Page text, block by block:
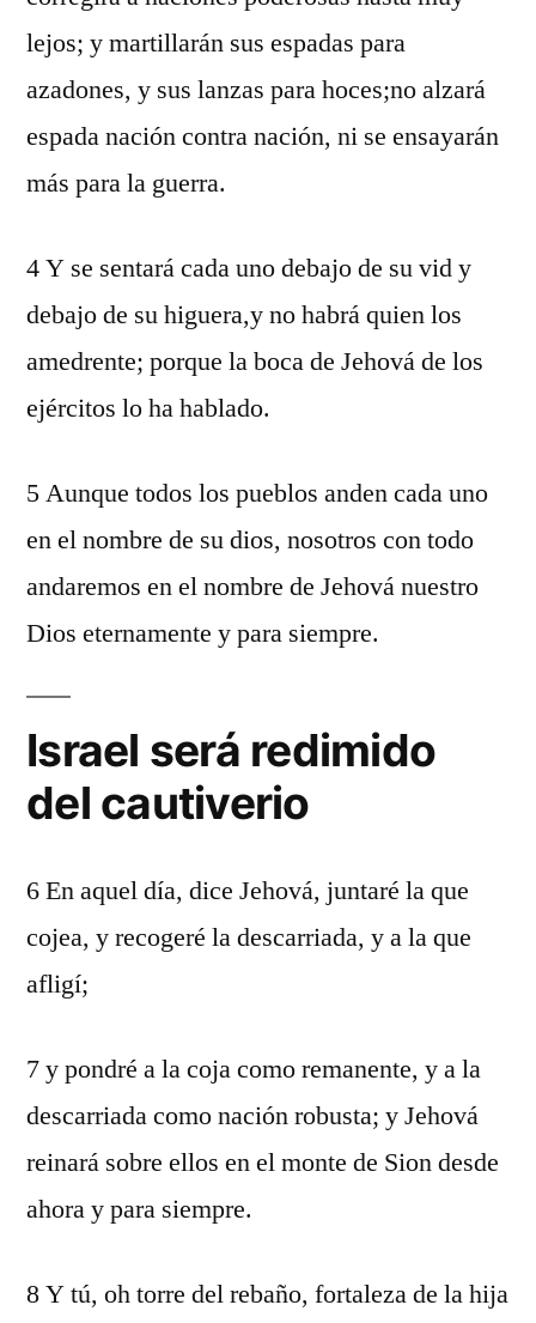
lejos; y martillarán sus espadas para
azadones, y sus lanzas para hoces;no alzará
espada nación contra nación, ni se ensayarán
más para la guerra.
4 Y se sentará cada uno debajo de su vid y
debajo de su higuera,y no habrá quien los
amedrente; porque la boca de Jehová de los
ejércitos lo ha hablado.
5 Aunque todos los pueblos anden cada uno
en el nombre de su dios, nosotros con todo
andaremos en el nombre de Jehová nuestro
Dios eternamente y para siempre.
Israel será redimido
del cautiverio
6 En aquel día, dice Jehová, juntaré la que
cojea, y recogeré la descarriada, y a la que
afligí;
7 y pondré a la coja como remanente, y a la
descarriada como nación robusta; y Jehová
reinará sobre ellos en el monte de Sion desde
ahora y para siempre.
8 Y tú, oh torre del rebaño, fortaleza de la hija